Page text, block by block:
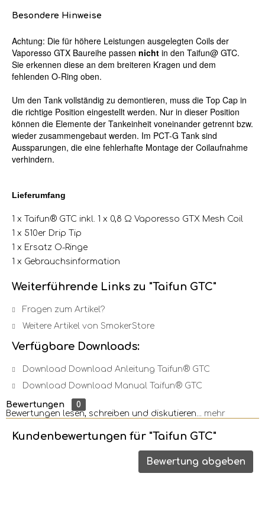
Besondere Hinweise
Achtung: Die für höhere Leistungen ausgelegten Coils der
Vaporesso GTX Baureihe passen nicht in den Taifun@ GTC.
Sie erkennen diese an dem breiteren Kragen und dem
fehlenden O-Ring oben.
Um den Tank vollständig zu demontieren, muss die Top Cap in
die richtige Position eingestellt werden. Nur in dieser Position
können die Elemente der Tankeinheit voneinander getrennt bzw.
wieder zusammengebaut werden. Im PCT-G Tank sind
Aussparungen, die eine fehlerhafte Montage der Coilaufnahme
verhindern.
Lieferumfang
1 x Taifun® GTC inkl. 1 x 0,8 Ω Vaporesso GTX Mesh Coil
1 x 510er Drip Tip
1 x Ersatz O-Ringe
1 x Gebrauchsinformation
Weiterführende Links zu "Taifun GTC"
Fragen zum Artikel?
Weitere Artikel von SmokerStore
Verfügbare Downloads:
Download Download Anleitung Taifun® GTC
Download Download Manual Taifun® GTC
Bewertungen
0
Bewertungen lesen, schreiben und diskutieren... mehr
Kundenbewertungen für "Taifun GTC"
Bewertung abgeben